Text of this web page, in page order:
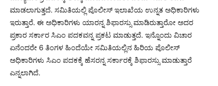
ಮಾಡಲಾಗುತ್ತದೆ. ಸಮಿತಿಯಲ್ಲಿ ಪೊಲೀಸ್ ಇಲಾಖೆಯ ಉನ್ನತ ಅಧಿಕಾರಿಗಳು
ಇರುತ್ತಾರೆ. ಈ ಅಧಿಕಾರಿಗಳು ಯಾರನ್ನ ಶಿಫಾರಸ್ಸು ಮಾಡಿರುತ್ತಾರೋ ಅದರ
ಪ್ರಕಾರ ಸರ್ಕಾರ ಸಿಎಂ ಪದಕವನ್ನ ಪ್ರಕಟ ಮಾಡುತ್ತದೆ. ಇನ್ನೊಂದು ವಿಚಾರ
ಏನೆಂದರೇ 6 ತಿಂಗಳ ಹಿಂದೆಯೇ ಸಮಿತಿಯಲ್ಲಿನ ಹಿರಿಯ ಪೊಲೀಸ್
ಅಧಿಕಾರಿಗಳು ಸಿಎಂ ಪದಕಕ್ಕೆ ಹೆಸರನ್ನ ಸರ್ಕಾರಕ್ಕೆ ಶಿಫಾರಸ್ಸು ಮಾಡುತ್ತಾರೆ
ಎನ್ನಲಾಗಿದೆ.